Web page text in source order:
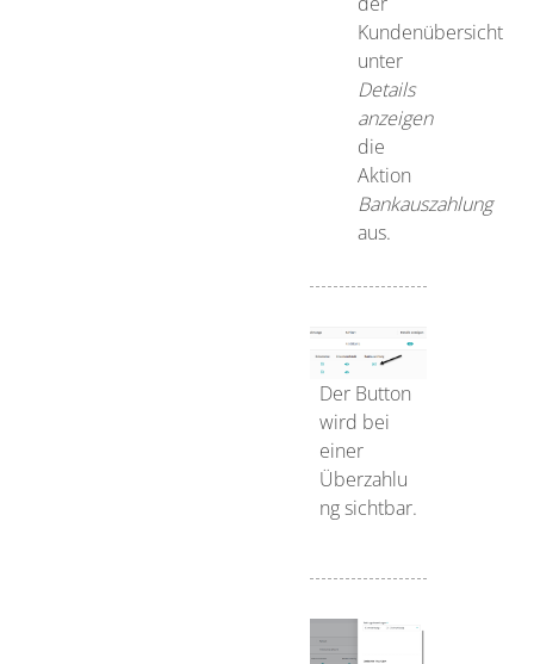
Kundenübersicht
unter
Details
anzeigen
die
Aktion
Bankauszahlung
aus.
Der Button
wird bei
einer
Überzahlu
ng sichtbar.